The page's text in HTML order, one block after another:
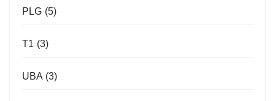
PLG (5)
T1 (3)
UBA (3)